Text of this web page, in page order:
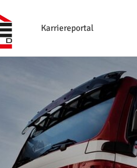
Karriereportal